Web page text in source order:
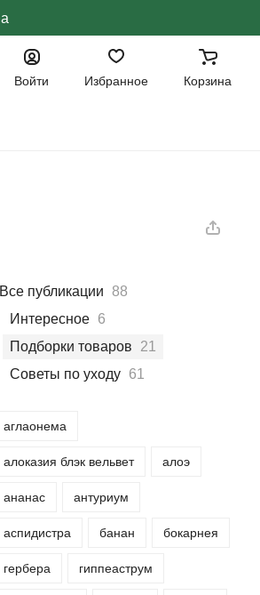
Войти Избранное Корзина
Все публикации 88
Интересное 6
Подборки товаров
21
Советы по уходу 61
аглаонема
алоказия блэк вельвет алоэ
ананас антуриум
аспидистра банан бокарнея
гербера гиппеаструм